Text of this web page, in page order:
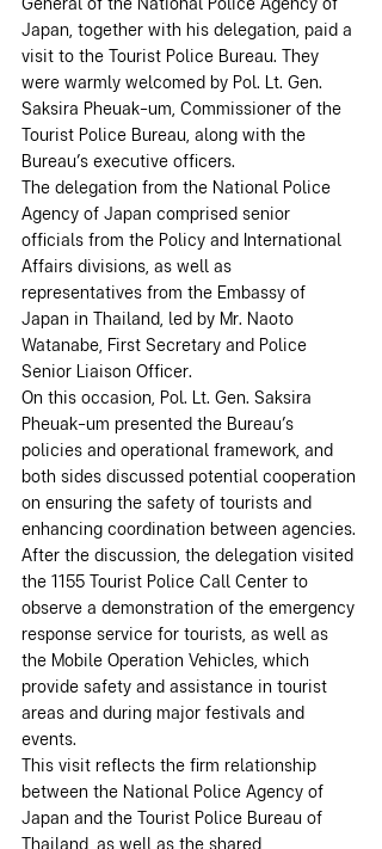
General of the National Police Agency of
Japan, together with his delegation, paid a
visit to the Tourist Police Bureau. They
were warmly welcomed by Pol. Lt. Gen.
Saksira Pheuak-um, Commissioner of the
Tourist Police Bureau, along with the
Bureau’s executive officers.
The delegation from the National Police
Agency of Japan comprised senior
officials from the Policy and International
Affairs divisions, as well as
representatives from the Embassy of
Japan in Thailand, led by Mr. Naoto
Watanabe, First Secretary and Police
Senior Liaison Officer.
On this occasion, Pol. Lt. Gen. Saksira
Pheuak-um presented the Bureau’s
policies and operational framework, and
both sides discussed potential cooperation
on ensuring the safety of tourists and
enhancing coordination between agencies.
After the discussion, the delegation visited
the 1155 Tourist Police Call Center to
observe a demonstration of the emergency
response service for tourists, as well as
the Mobile Operation Vehicles, which
provide safety and assistance in tourist
areas and during major festivals and
events.
This visit reflects the firm relationship
between the National Police Agency of
Japan and the Tourist Police Bureau of